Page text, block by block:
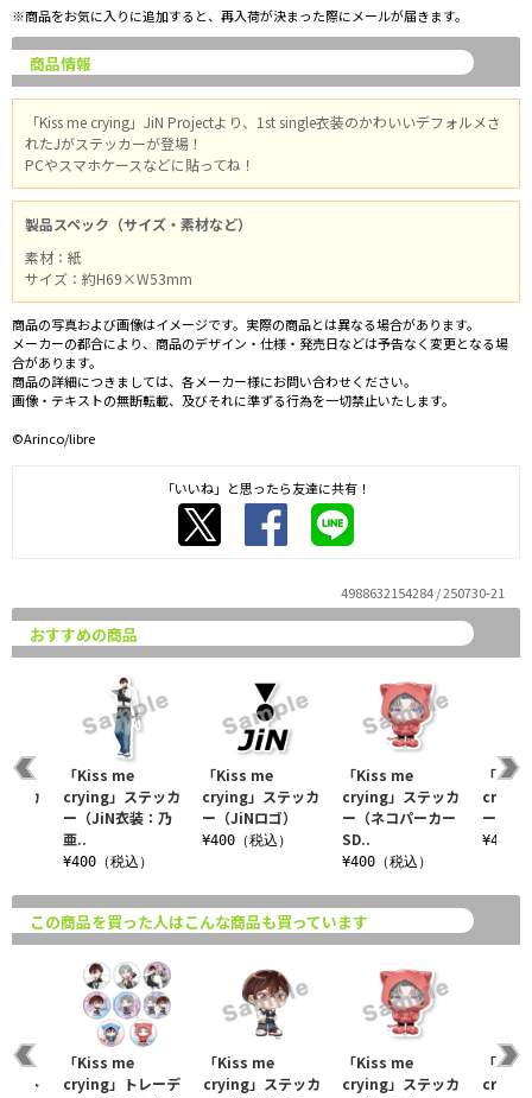
※商品をお気に入りに追加すると、再入荷が決まった際にメールが届きます。
商品情報
「Kiss me crying」JiN Projectより、1st single衣装のかわいいデフォルメさ
れたJがステッカーが登場！
PCやスマホケースなどに貼ってね！
製品スペック（サイズ・素材など）
素材：紙
サイズ：約H69×W53mm
商品の写真および画像はイメージです。実際の商品とは異なる場合があります。
メーカーの都合により、商品のデザイン・仕様・発売日などは予告なく変更となる場
合があります。
商品の詳細につきましては、各メーカー様にお問い合わせください。
画像・テキストの無断転載、及びそれに準ずる行為を一切禁止いたします。
©Arinco/libre
「いいね」と思ったら友達に共有！
4988632154284 / 250730-21
おすすめの商品
「Kiss me
crying」ステッカ
ー（JiNロゴ）
¥400（税込）
「Kiss me
crying」ステッカ
ー（ネコパーカー
SD..
¥400（税込）
「
crying
ー（
¥400（
ッカ
「Kiss me
crying」ステッカ
ー（JiN衣装：乃
亜..
¥400（税込）
この商品を買った人はこんな商品も買っています
「Kiss me
crying」ステッカ
「Kiss me
crying」ステッカ
「
crying
イト
「Kiss me
crying」トレーデ